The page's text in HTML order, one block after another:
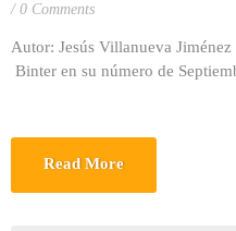
0 Comments
Autor: Jesús Villanueva
Binter en su número de
Read More